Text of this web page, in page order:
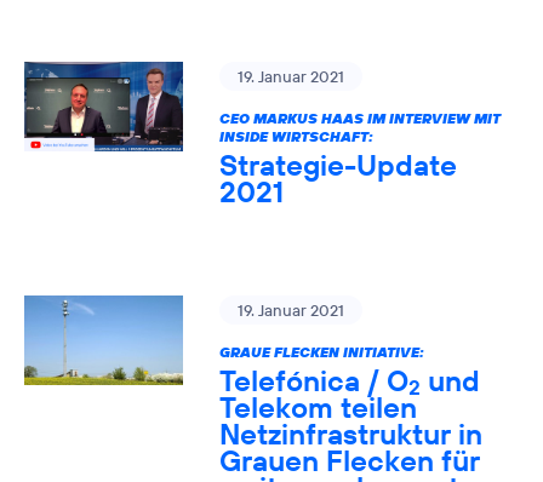
19. Januar 2021
CEO MARKUS HAAS IM INTERVIEW MIT
INSIDE WIRTSCHAFT:
Strategie-Update
2021
19. Januar 2021
GRAUE FLECKEN INITIATIVE:
Telefónica / O2 und
Telekom teilen
Netzinfrastruktur in
Grauen Flecken für